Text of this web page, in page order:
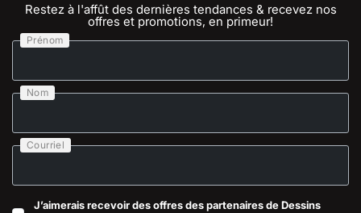
Restez à l'affût des dernières tendances & recevez nos
offres et promotions, en primeur!
Prénom
Nom
Courriel
J’aimerais recevoir des offres des partenaires de Dessins